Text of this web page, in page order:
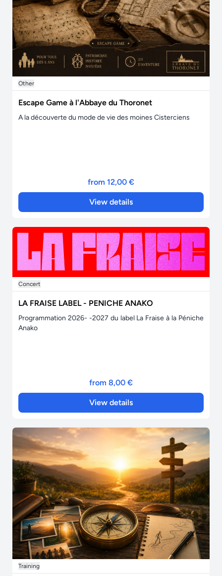
Other
Escape Game à l'Abbaye du Thoronet
A la découverte du mode de vie des moines Cisterciens
from 12,00 €
View details
Concert
LA FRAISE LABEL - PENICHE ANAKO
Programmation 2026- -2027 du label La Fraise à la Péniche
Anako
from 8,00 €
View details
Training